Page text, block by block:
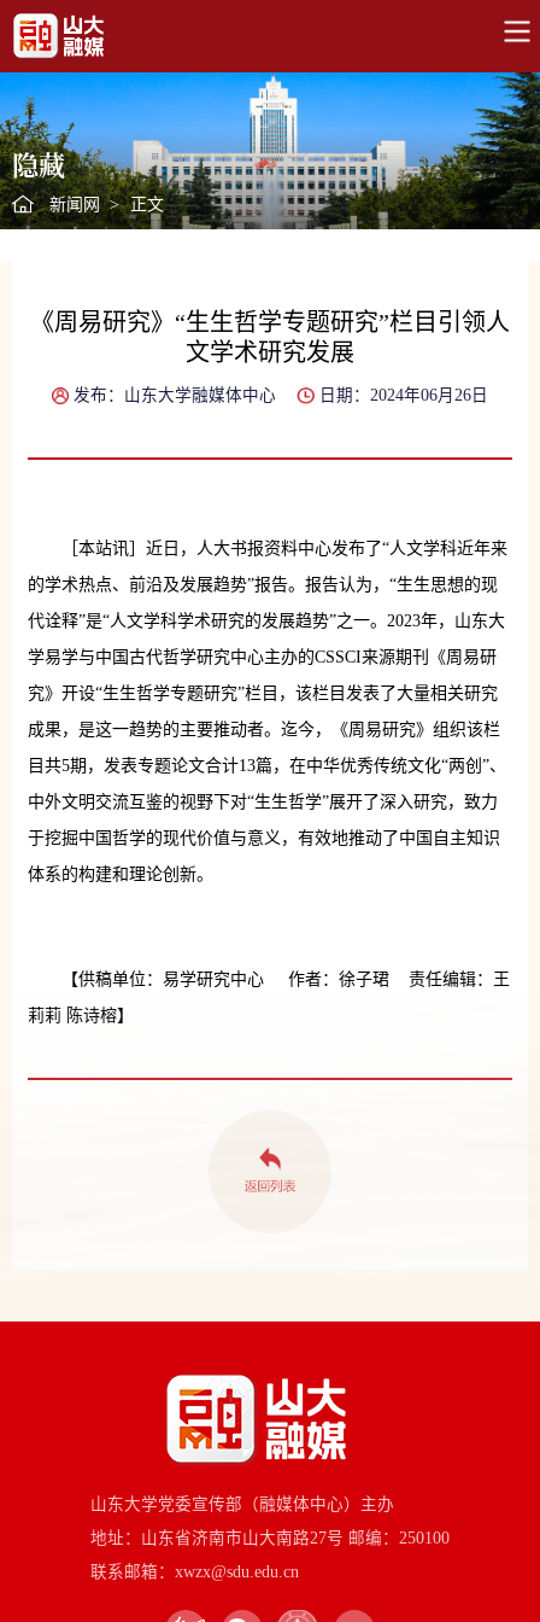
隐藏
新闻网 > 正文
《周易研究》“生生哲学专题研究”栏目引领人
文学术研究发展
发布：山东大学融媒体中心 日期：2024年06月26日
［本站讯］近日，人大书报资料中心发布了“人文学科近年来
的学术热点、前沿及发展趋势”报告。报告认为，“生生思想的现
代诠释”是“人文学科学术研究的发展趋势”之一。2023年，山东大
学易学与中国古代哲学研究中心主办的CSSCI来源期刊《周易研
究》开设“生生哲学专题研究”栏目，该栏目发表了大量相关研究
成果，是这一趋势的主要推动者。迄今，《周易研究》组织该栏
目共5期，发表专题论文合计13篇，在中华优秀传统文化“两创”、
中外文明交流互鉴的视野下对“生生哲学”展开了深入研究，致力
于挖掘中国哲学的现代价值与意义，有效地推动了中国自主知识
体系的构建和理论创新。
【供稿单位：易学研究中心 作者：徐子珺 责任编辑：王
莉莉 陈诗榕】
山东大学党委宣传部（融媒体中心）主办
地址：山东省济南市山大南路27号 邮编：250100
联系邮箱：xwzx@sdu.edu.cn